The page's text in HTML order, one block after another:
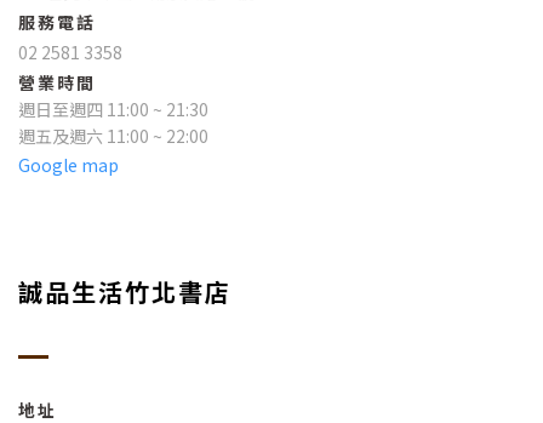
服務電話
02 2581 3358
營業時間
週日至週四 11:00 ~ 21:30
週五及週六 11:00 ~ 22:00
Google map
誠品生活竹北書店
地址